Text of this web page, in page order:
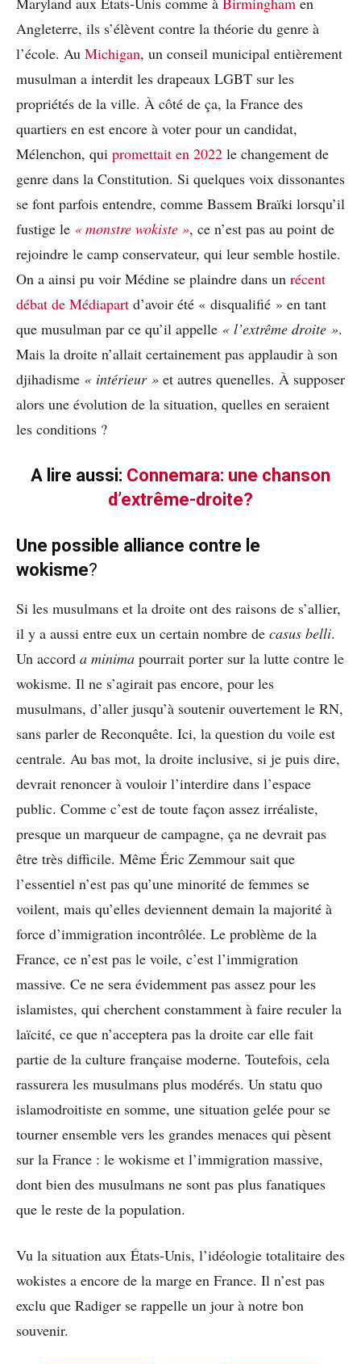
Angleterre, ils s’élèvent contre la théorie du genre à
l’école. Au Michigan, un conseil municipal entièrement
musulman a interdit les drapeaux LGBT sur les
propriétés de la ville. À côté de ça, la France des
quartiers en est encore à voter pour un candidat,
Mélenchon, qui promettait en 2022 le changement de
genre dans la Constitution. Si quelques voix dissonantes
se font parfois entendre, comme Bassem Braïki lorsqu’il
fustige le « monstre wokiste », ce n’est pas au point de
rejoindre le camp conservateur, qui leur semble hostile.
On a ainsi pu voir Médine se plaindre dans un récent
débat de Médiapart d’avoir été « disqualifié » en tant
que musulman par ce qu’il appelle « l’extrême droite ».
Mais la droite n’allait certainement pas applaudir à son
djihadisme « intérieur » et autres quenelles. À supposer
alors une évolution de la situation, quelles en seraient
les conditions ?
A lire aussi: Connemara: une chanson
d’extrême-droite?
Une possible alliance contre le
wokisme?
Si les musulmans et la droite ont des raisons de s’allier,
il y a aussi entre eux un certain nombre de casus belli.
Un accord a minima pourrait porter sur la lutte contre le
wokisme. Il ne s’agirait pas encore, pour les
musulmans, d’aller jusqu’à soutenir ouvertement le RN,
sans parler de Reconquête. Ici, la question du voile est
centrale. Au bas mot, la droite inclusive, si je puis dire,
devrait renoncer à vouloir l’interdire dans l’espace
public. Comme c’est de toute façon assez irréaliste,
presque un marqueur de campagne, ça ne devrait pas
être très difficile. Même Éric Zemmour sait que
l’essentiel n’est pas qu’une minorité de femmes se
voilent, mais qu’elles deviennent demain la majorité à
force d’immigration incontrôlée. Le problème de la
France, ce n’est pas le voile, c’est l’immigration
massive. Ce ne sera évidemment pas assez pour les
islamistes, qui cherchent constamment à faire reculer la
laïcité, ce que n’acceptera pas la droite car elle fait
partie de la culture française moderne. Toutefois, cela
rassurera les musulmans plus modérés. Un statu quo
islamodroitiste en somme, une situation gelée pour se
tourner ensemble vers les grandes menaces qui pèsent
sur la France : le wokisme et l’immigration massive,
dont bien des musulmans ne sont pas plus fanatiques
que le reste de la population.
Vu la situation aux États-Unis, l’idéologie totalitaire des
wokistes a encore de la marge en France. Il n’est pas
exclu que Radiger se rappelle un jour à notre bon
souvenir.